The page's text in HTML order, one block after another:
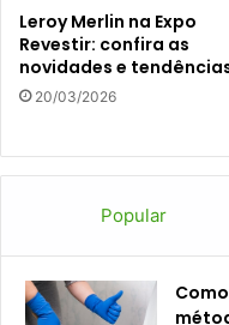
Leroy Merlin na Expo
Revestir: confira as
novidades e
20/03/2026
Popular